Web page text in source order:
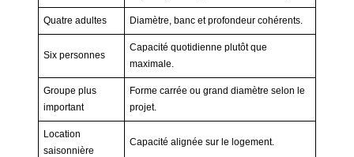
Quatre adultes Diamètre, banc et profondeur cohérents.
Six personnes
Capacité quotidienne plutôt que
maximale.
Groupe plus
important
Forme carrée ou grand diamètre selon le
projet.
Location
saisonnière
Capacité alignée sur le logement.